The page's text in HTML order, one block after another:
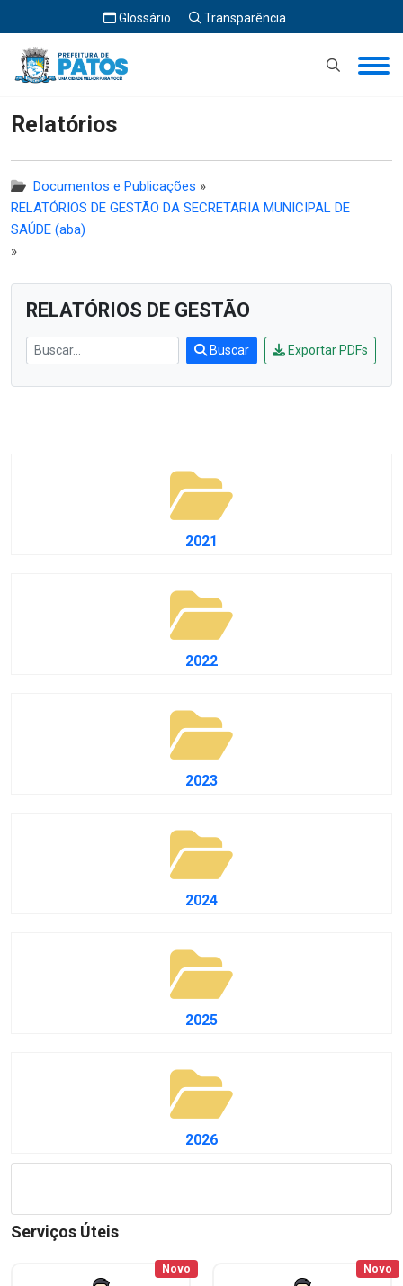
Glossário Transparência
Início Relatórios
Relatórios
Documentos e Publicações »
RELATÓRIOS DE GESTÃO DA SECRETARIA MUNICIPAL DE
SAÚDE (aba)
»
RELATÓRIOS DE GESTÃO
Buscar Exportar PDFs
2021
2022
2023
2024
2025
2026
Serviços Úteis
Novo Novo